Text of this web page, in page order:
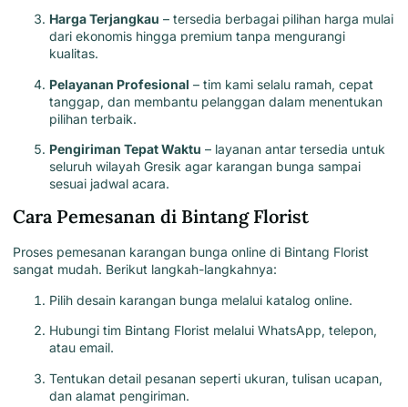
Harga Terjangkau – tersedia berbagai pilihan harga mulai
dari ekonomis hingga premium tanpa mengurangi
kualitas.
Pelayanan Profesional – tim kami selalu ramah, cepat
tanggap, dan membantu pelanggan dalam menentukan
pilihan terbaik.
Pengiriman Tepat Waktu – layanan antar tersedia untuk
seluruh wilayah Gresik agar karangan bunga sampai
sesuai jadwal acara.
Cara Pemesanan di Bintang Florist
Proses pemesanan karangan bunga online di Bintang Florist
sangat mudah. Berikut langkah-langkahnya:
Pilih desain karangan bunga melalui katalog online.
Hubungi tim Bintang Florist melalui WhatsApp, telepon,
atau email.
Tentukan detail pesanan seperti ukuran, tulisan ucapan,
dan alamat pengiriman.